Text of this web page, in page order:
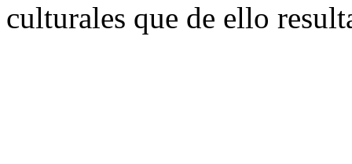
culturales que de ello